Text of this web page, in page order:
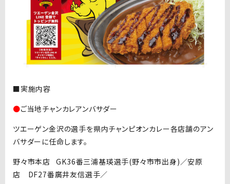
■実施内容
●ご当地チャンカレアンバサダー
ツエーゲン金沢の選手を県内チャンピオンカレー各店舗のアン
バサダーに任命します。
野々市本店 GK36番三浦基瑛選手(野々市市出身)／安原
店 DF27番廣井友信選手／